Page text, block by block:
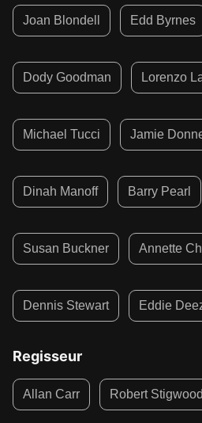
Joan Blondell Edd Byrnes
Dody Goodman Lorenzo
Michael Tucci Jamie
Dinah Manoff Barry Pearl
Susan Buckner Annette
Dennis Stewart Eddie
Regisseur
Allan Carr Robert Stigwood